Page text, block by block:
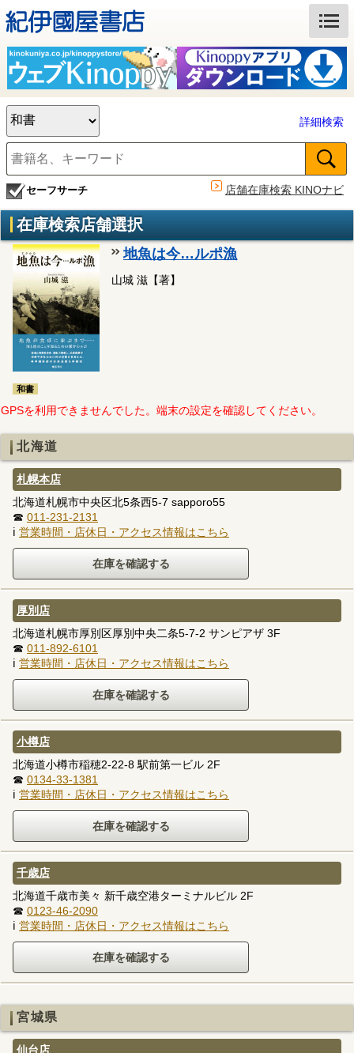
詳細検索
セーフサーチ 店舗在庫検索 KINOナビ
在庫検索店舗選択
和書
地魚は今…ルポ漁
山城 滋【著】
GPSを利用できませんでした。端末の設定を確認してください。
北海道
札幌本店
北海道札幌市中央区北5条西5-7 sapporo55
☎ 011-231-2131
ℹ 営業時間・店休日・アクセス情報はこちら
厚別店
北海道札幌市厚別区厚別中央二条5-7-2 サンピアザ 3F
☎ 011-892-6101
ℹ 営業時間・店休日・アクセス情報はこちら
小樽店
北海道小樽市稲穂2-22-8 駅前第一ビル 2F
☎ 0134-33-1381
ℹ 営業時間・店休日・アクセス情報はこちら
千歳店
北海道千歳市美々 新千歳空港ターミナルビル 2F
☎ 0123-46-2090
ℹ 営業時間・店休日・アクセス情報はこちら
宮城県
仙台店